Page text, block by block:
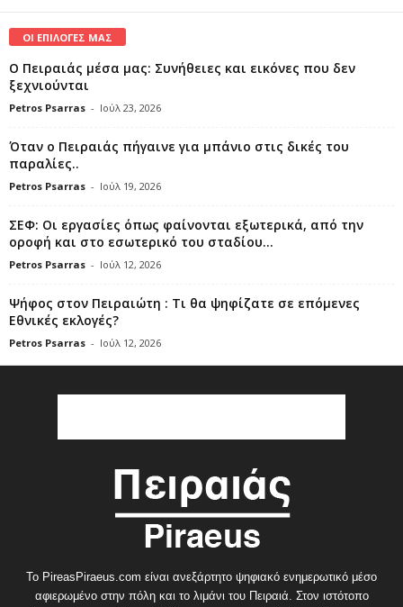
ΟΙ ΕΠΙΛΟΓΕΣ ΜΑΣ
Ο Πειραιάς μέσα μας: Συνήθειες και εικόνες που δεν
ξεχνιούνται
Petros Psarras - Ιούλ 23, 2026
Όταν ο Πειραιάς πήγαινε για μπάνιο στις δικές του
παραλίες..
Petros Psarras - Ιούλ 19, 2026
ΣΕΦ: Οι εργασίες όπως φαίνονται εξωτερικά, από την
οροφή και στο εσωτερικό του σταδίου...
Petros Psarras - Ιούλ 12, 2026
Ψήφος στον Πειραιώτη : Τι θα ψηφίζατε σε επόμενες
Εθνικές εκλογές?
Petros Psarras - Ιούλ 12, 2026
Το PireasPiraeus.com είναι ανεξάρτητο ψηφιακό ενημερωτικό μέσο
αφιερωμένο στην πόλη και το λιμάνι του Πειραιά. Στον ιστότοπο